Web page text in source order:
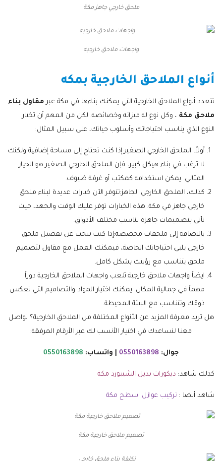
ملحق خارجي جاهز مكة
واجهات ملاحق خارجيه
أنواع الملاحق الخارجية بمكه
تتعدد أنواع الملاحق الخارجية التي يمكنك بناءها في مكة عبر مقاول بناء
ملاحق مكة ، وكل نوع له ميزاته وخصائصه. لكن من المهم أن تختار
النوع الذي يناسب احتياجاتك وأسلوب حياتك، على سبيل المثال:
أولاً، الملحق الخارجي الصغير:إذا كنت تحتاج إلى مساحة إضافية ولكنك
لا ترغب في بناء هيكل كبير، فإن الملحق الخارجي الصغير هو الخيار
المثالي. يمكن استخدامه كمكتب أو غرفة ضيوف.
كذلك، الملحق الخارجي الجاهز:تتوفر الآن خيارات عديدة لبناء ملحق
خارجي جاهز في مكة. هذه الخيارات توفر عليك الوقت والجهد، حيث
تأتي بتصميمات جاهزة تناسب مختلف الأذواق.
بالاضافة إلى ملحقات مخصصة:إذا كنت تبحث عن تفصيل ملحق
خارجي يلبي احتياجاتك الخاصة، فيمكنك العمل مع مقاول لتصميم
ملحق يتناسب مع رؤيتك بشكل كامل.
ايضاً واجهات ملاحق خارجية:تلعب واجهات الملاحق الخارجية دوراً
مهماً في جمالية المكان. يمكنك اختيار المواد والتصاميم التي تعكس
ذوقك وتتناسب مع البيئة المحيطة.
هل تريد معرفة المزيد عن الأنواع المختلفة من الملاحق الخارجية؟ تواصل
معنا لنساعدك في اختيار الأنسب لك عبر الأرقام المرفقة:
جوال: 0550163898 | واتساب: 0550163898
كذلك شاهد: ديكورات بديل الشيبورد مكة
شاهد أيضا : تركيب عوازل اسطح مكة
تصميم ملاحق خارجية مكة